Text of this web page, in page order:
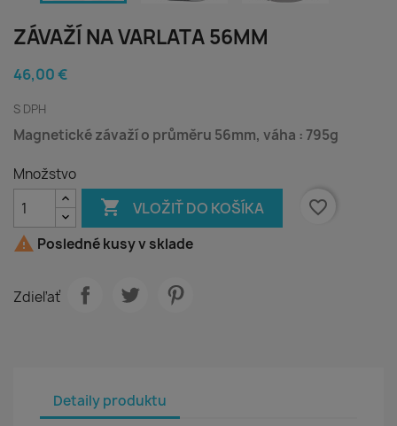
ZÁVAŽÍ NA VARLATA 56MM
46,00 €
S DPH
Magnetické závaží o průměru 56mm, váha : 795g
Množstvo
 VLOŽIŤ DO KOŠÍKA
favorite_border
 Posledné kusy v sklade
Zdieľať
Detaily produktu